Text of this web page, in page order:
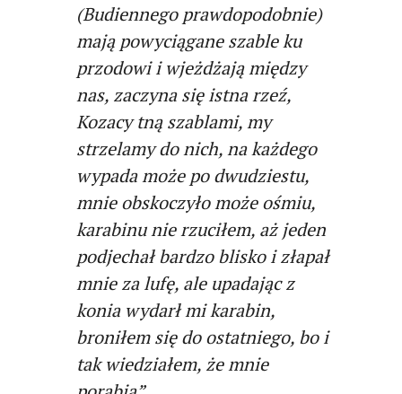
(Budiennego prawdopodobnie)
mają powyciągane szable ku
przodowi i wjeżdżają między
nas, zaczyna się istna rzeź,
Kozacy tną szablami, my
strzelamy do nich, na każdego
wypada może po dwudziestu,
mnie obskoczyło może ośmiu,
karabinu nie rzuciłem, aż jeden
podjechał bardzo blisko i złapał
mnie za lufę, ale upadając z
konia wydarł mi karabin,
broniłem się do ostatniego, bo i
tak wiedziałem, że mnie